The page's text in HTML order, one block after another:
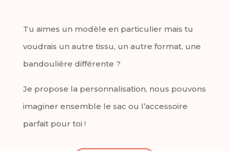
Tu aimes un modèle en particulier mais tu
voudrais un autre tissu, un autre format, une
bandoulière différente ?
Je propose la personnalisation, nous pouvons
imaginer ensemble le sac ou l’accessoire
parfait pour toi !